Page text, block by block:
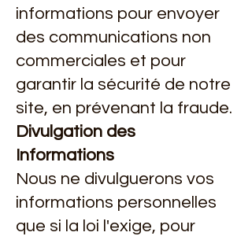
informations pour envoyer
des communications non
commerciales et pour
garantir la sécurité de notre
site, en prévenant la fraude.
Divulgation des
Informations
Nous ne divulguerons vos
informations personnelles
que si la loi l'exige, pour